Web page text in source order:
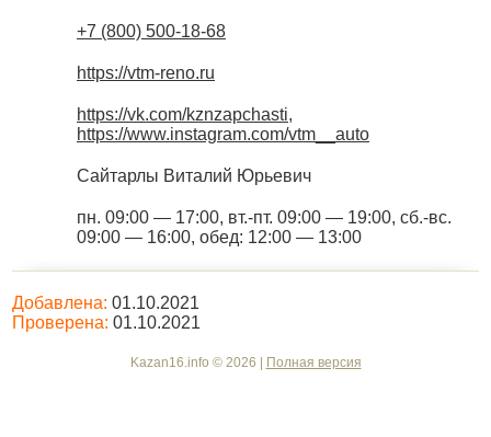
+7 (800) 500-18-68
https://vtm-reno.ru
https://vk.com/kznzapchasti,
https://www.instagram.com/vtm__auto
Сайтарлы Виталий Юрьевич
пн. 09:00 — 17:00, вт.-пт. 09:00 — 19:00, сб.-вс.
09:00 — 16:00, обед: 12:00 — 13:00
Добавлена: 01.10.2021
Проверена: 01.10.2021
Kazan16.info © 2026 | Полная версия